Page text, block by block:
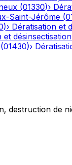
(01330)›
Saint-Jérôme (
)› Dératisation et
et désinsectisation
(01430)›
destruction de